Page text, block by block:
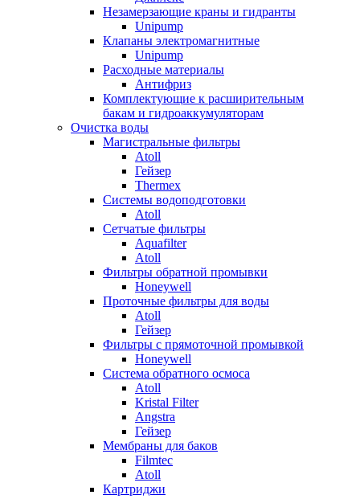
Незамерзающие краны и гидранты
Unipump
Клапаны электромагнитные
Unipump
Расходные материалы
Антифриз
Комплектующие к расширительным
бакам и гидроаккумуляторам
Очистка воды
Магистральные фильтры
Atoll
Гейзер
Thermex
Системы водоподготовки
Atoll
Сетчатые фильтры
Aquafilter
Atoll
Фильтры обратной промывки
Honeywell
Проточные фильтры для воды
Atoll
Гейзер
Фильтры с прямоточной промывкой
Honeywell
Система обратного осмоса
Atoll
Kristal Filter
Angstra
Гейзер
Мембраны для баков
Filmtec
Atoll
Картриджи